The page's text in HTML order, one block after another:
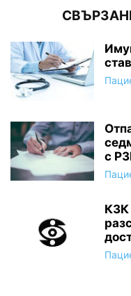
с
КЗК